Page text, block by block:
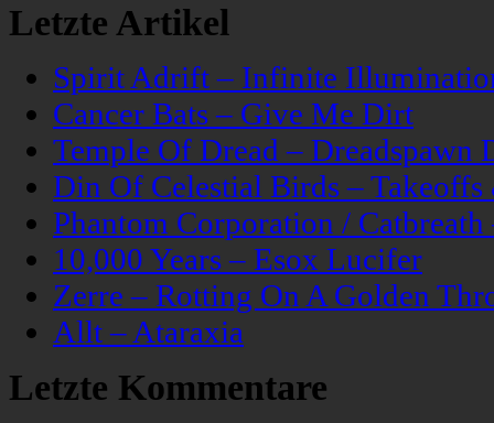
Letzte Artikel
Spirit Adrift – Infinite
Cancer Bats – Give Me Dirt
Temple Of Dread – Dreadspawn
Din Of Celestial Birds –
Phantom Corporation /
10,000 Years – Esox Lucifer
Zerre – Rotting On A Golden
Allt – Ataraxia
Letzte Kommentare